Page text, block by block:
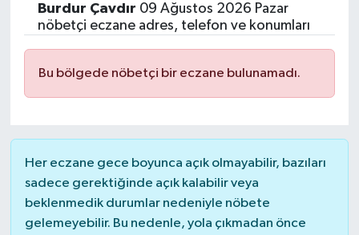
Burdur Çavdır 09 Ağustos 2026 Pazar
nöbetçi eczane adres, telefon ve konumları
Bu bölgede nöbetçi bir eczane bulunamadı.
Her eczane gece boyunca açık olmayabilir, bazıları
sadece gerektiğinde açık kalabilir veya
beklenmedik durumlar nedeniyle nöbete
gelemeyebilir. Bu nedenle, yola çıkmadan önce
Gazipaşa